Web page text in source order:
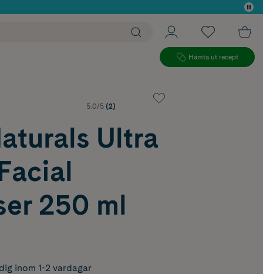
Hämta ut recept
5.0/5 (2)
Ultra
250 ml
inom 1-2 vardagar